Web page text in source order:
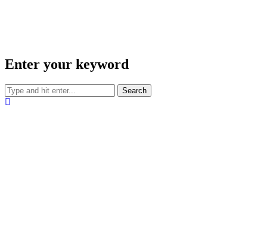
Enter your keyword
Search